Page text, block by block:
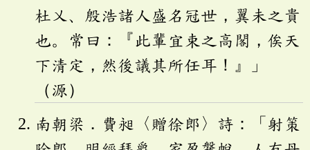
杜乂、殷浩諸人盛名冠世，翼未之貴
也。常曰：『此輩宜束之高閣，俟天
下清定，然後議其所任耳！』」
（源）
南朝梁．費昶〈贈徐郎〉詩：「射策